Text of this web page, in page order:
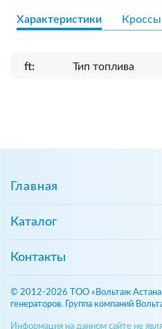
Характеристики Кроссы
ft: Тип топлива
Главная
Каталог
Контакты
© 2012-2026 ТОО «Вольтаж
генераторов. Группа компаний
Информация на данном сайте не